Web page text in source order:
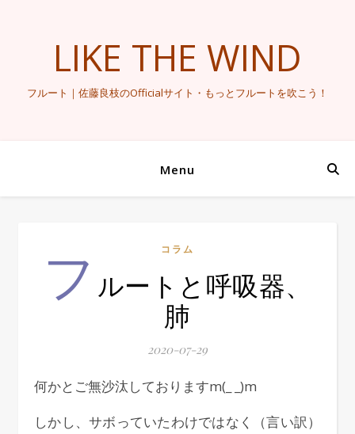
LIKE THE WIND
フルート｜佐藤良枝のOfficialサイト・もっとフルートを吹こう！
Menu
コラム
フ ルートと呼吸器、
肺
2020-07-29
何かとご無沙汰しておりますm(_ _)m
しかし、サボっていたわけではなく（言い訳）